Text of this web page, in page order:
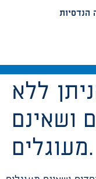
הנדסיות
ללא
ושאינם
מעוגלים.